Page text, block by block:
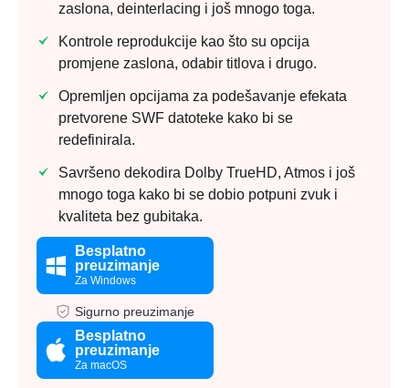
zaslona, deinterlacing i još mnogo toga.
Kontrole reprodukcije kao što su opcija
promjene zaslona, odabir titlova i drugo.
Opremljen opcijama za podešavanje efekata
pretvorene SWF datoteke kako bi se
redefinirala.
Savršeno dekodira Dolby TrueHD, Atmos i još
mnogo toga kako bi se dobio potpuni zvuk i
kvaliteta bez gubitaka.
Besplatno
preuzimanje
Za Windows
Sigurno preuzimanje
Besplatno
preuzimanje
Za macOS